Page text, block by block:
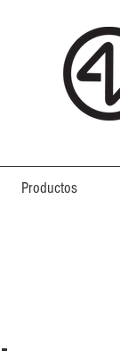
Productos